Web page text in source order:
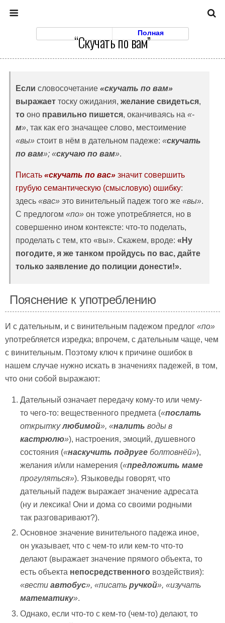
Полная
“Скучать по вам”
Если словосочетание «скучать по вам»
выражает тоску ожидания, желание свидеться,
то оно правильно пишется, оканчиваясь на «-
м», так как его значащее слово, местоимение
«вы» стоит в нём в дательном падеже: «скучать
по вам»; «скучаю по вам».
Писать «скучать по вас» значит совершить
грубую семантическую (смысловую) ошибку:
здесь «вас» это винительный падеж того же «вы».
С предлогом «по» он тоже употребляется, но в
совершенно ином контексте: что-то поделать,
проделать с тем, кто «вы». Скажем, вроде: «Ну
погодите, я же танком пройдусь по вас, дайте
только заявление до полиции донести!».
Пояснение к употреблению
И с дательным, и с винительным падежом предлог «по»
употребляется изредка; впрочем, с дательным чаще, чем
с винительным. Поэтому ключ к причине ошибок в
нашем случае нужно искать в значениях падежей, в том,
что они собой выражают:
Дательный означает передачу кому-то или чему-
то чего-то: вещественного предмета («послать
открыткулюбимой», «налить воды в
кастрюлю»), настроения, эмоций, душевного
состояния («наскучить подруге болтовнёй»),
желания и/или намерения («предложить маме
прогуляться»). Языковеды говорят, что
дательный падеж выражает значение адресата
(ну и лексика! Они и дома со своими родными
так разговаривают?).
Основное значение винительного падежа иное,
он указывает, что с чем-то или кем-то что-то
делают (выражает значение прямого объекта, то
есть объекта непосредственного воздействия):
«вестиавтобус», «писатьручкой», «изучать
математику».
Однако, если что-то с кем-то (чем-то) делают, то